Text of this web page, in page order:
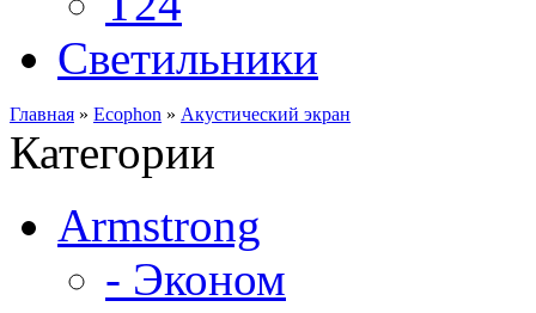
Светильники
Главная » Ecophon » Акустический экран
Категории
Armstrong
- Эконом